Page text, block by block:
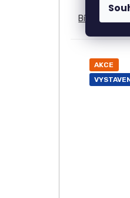
Bílá
AKCE